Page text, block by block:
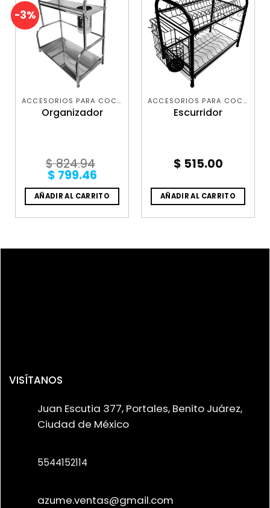
-3%
ACCESORIOS PARA COCINA
Organizador
$824.94
Original
price
was:
$ 824.94.
$ 799.46Current
price
is:
$ 799.46.
AÑADIR AL CARRITO
ACCESORIOS PARA COCINA
Escurridor
$ 515.00
AÑADIR AL CARRITO
VISÍTANOS
Juan Escutia 377, Portales, Benito Juárez,
Ciudad de México
5544152114
azume.ventas@gmail.com